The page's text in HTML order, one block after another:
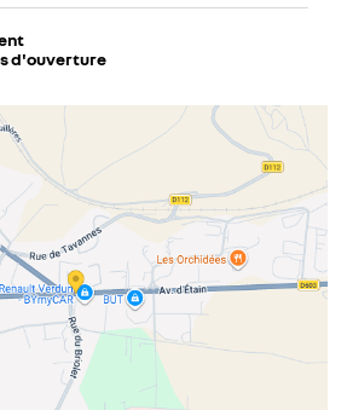
d'ouverture
08:00 - 12:0014:00 - 19:00
08:00 - 12:0014:00 - 19:00
08:00 - 12:00
14:00 - 19:00
14:00 - 19:00
09:00 - 12:0014:00 - 18:00
fermé